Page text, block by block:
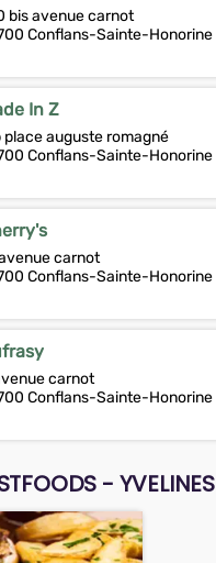
bis avenue carnot
Conflans-Sainte-Honorine
In Z
place auguste romagné
Conflans-Sainte-Honorine
carnot
Conflans-Sainte-Honorine
carnot
Conflans-Sainte-Honorine
- YVELINES